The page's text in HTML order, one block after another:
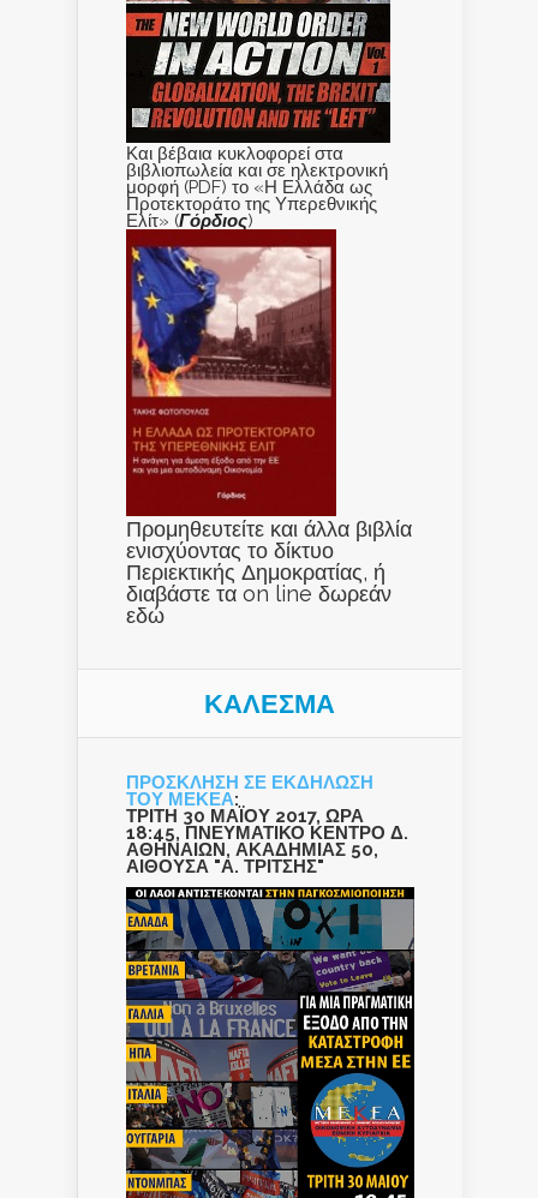
Και βέβαια κυκλοφορεί στα
βιβλιοπωλεία και σε ηλεκτρονική
μορφή (PDF) το «Η Ελλάδα ως
Προτεκτοράτο της Υπερεθνικής
Ελίτ» (Γόρδιος)
Προμηθευτείτε και άλλα βιβλία
ενισχύοντας το δίκτυο
Περιεκτικής Δημοκρατίας, ή
διαβάστε τα on line δωρεάν
εδώ
ΚΑΛΕΣΜΑ
ΠΡΟΣΚΛΗΣΗ ΣΕ ΕΚΔΗΛΩΣΗ
ΤΟΥ ΜΕΚΕΑ:
ΤΡΙΤΗ 30 ΜΑΪΟΥ 2017, ΩΡΑ
18:45, ΠΝΕΥΜΑΤΙΚΟ ΚΕΝΤΡΟ Δ.
ΑΘΗΝΑΙΩΝ, ΑΚΑΔΗΜΙΑΣ 50,
ΑΙΘΟΥΣΑ "Α. ΤΡΙΤΣΗΣ"